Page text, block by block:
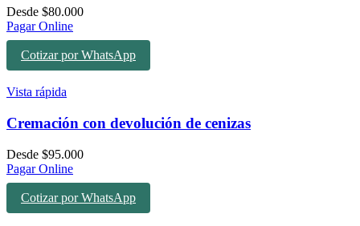
Desde $80.000
Pagar Online
Cotizar por WhatsApp
Vista rápida
Cremación con devolución de cenizas
Desde $95.000
Pagar Online
Cotizar por WhatsApp